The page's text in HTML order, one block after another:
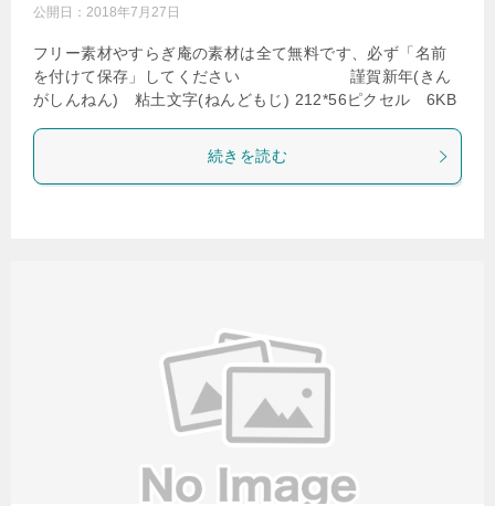
公開日： 2018年7月27日
フリー素材やすらぎ庵の素材は全て無料です、必ず「名前
を付けて保存」してください 謹賀新年(きん
がしんねん) 粘土文字(ねんどもじ) 212*56ピクセル 6KB
続きを読む